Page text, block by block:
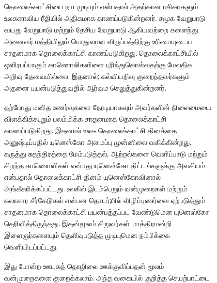
தொலைக்காட்சியை நாடமுடியும் என்பதால் அதற்கான ரசிகரகளும்
உலகளாவிய ரீதியில் அதிகமாக காணப்படுகின்றனர். சமூக வேறுபாடு
வயது வேறுபாடு மற்றும் தேசிய வேறுபாடு ஆகியவற்றை களைந்து
அனைவர் மத்தியிலும் பொதுவான விருப்பத்திற்கு உரிமையுடைய
சாதனமாக தொலைக்காட்சி காணப்படுகிறது. தொலைக்காட்சியில்
ஒளிரபப்பாகும் காணொலிகளிளை புரிந்துகொள்வதற்கு மேலதிக
அறிவு தேவையில்லை. இதனால்; கல்வியறிவு குறைந்தவர்களும்
அதனை பயன்படுத்துவதில் ஆர்வம செலுத்துகின்றனர்.
தற்போது மனித உணர்வுகளை நேரடியாகவும் அவர்களின் நிலைமையை
விளக்கிக்கூறும் பலம்மிக்க சாதனமாக தொலைக்காட்சி
காணப்படுகிறது. இதனால் உலக தொலைக்காட்சி தினத்தை
அனுஷ்டிப்பதில் யுனெஸ்கோ அமைப்பு முன்னிலை வகிக்கின்றது.
கருத்து சுதந்திரத்தை மேம்படுத்தல், ஆற்றல்களை வெளிப்பாடு மற்றும்
சிறந்த காணொளிகள் என்பது யுனெஸ்கோ திட்டங்களுக்கு அவசியம்
என்பதால் தொலைக்காட்சி தினம் யுனெஸ்கோவினால்
அங்கீகரிக்கப்பட்டது. உலகில் இடம்பெறும் வன்முறைகள் மற்றும்
கலாசார சீர்கேடுகள் என்பன தொடர்;பில் விழிப்புணர்வை ஏற்படுத்தும்
சாதனமாக தொலைக்காட்சி பயன்பத்தப்பட வேண்டுமென யுனெஸ்கோ
தெரிவித்திருந்தது. இதன்மூலம் சிறுவர்கள் மாத்திரமன்றி
இளைஞர்களையும் தெளிவுபடுத்த முடியுமென நம்பிக்கை
வெளியிடப்பட்டது.
இது போன்ற ஊடகத் தொழிலை ஊக்குவிப்பதன் மூலம்
வன்முறைகளை குறைக்கலாம். அந்த வகையில் குறித்த செயற்பாட்டை